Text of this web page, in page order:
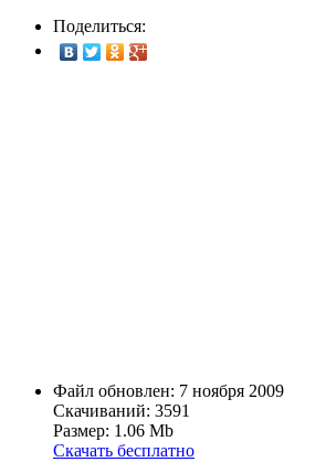
Поделиться:
Файл обновлен: 7 ноября 2009
Скачиваний: 3591
Размер: 1.06 Mb
Скачать бесплатно